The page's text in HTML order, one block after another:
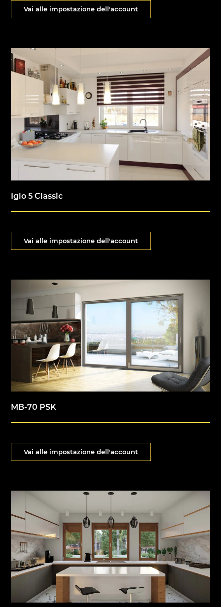
Vai alle impostazione dell'account
Iglo 5 Classic
Vai alle impostazione dell'account
MB-70 PSK
Vai alle impostazione dell'account